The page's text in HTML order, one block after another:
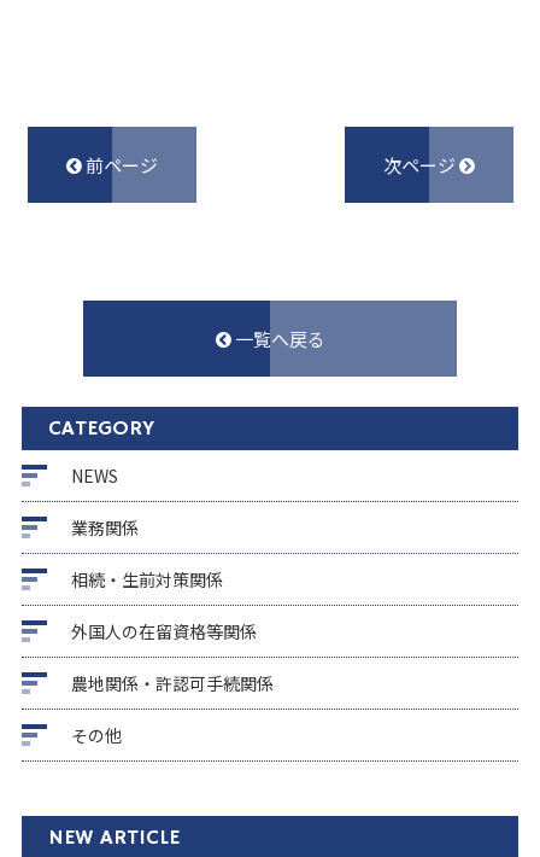
前ページ 次ページ
一覧へ戻る
CATEGORY
NEWS
業務関係
相続・生前対策関係
外国人の在留資格等関係
農地関係・許認可手続関係
その他
NEW ARTICLE